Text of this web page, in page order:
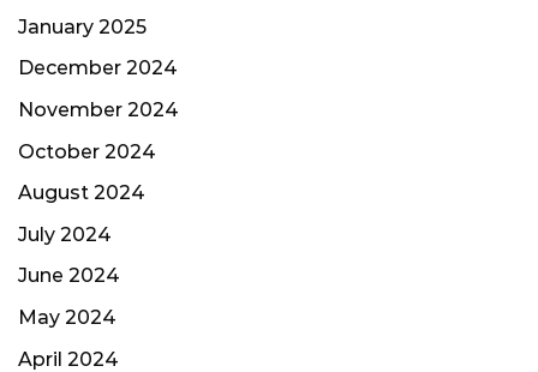
January 2025
December 2024
November 2024
October 2024
August 2024
July 2024
June 2024
May 2024
April 2024